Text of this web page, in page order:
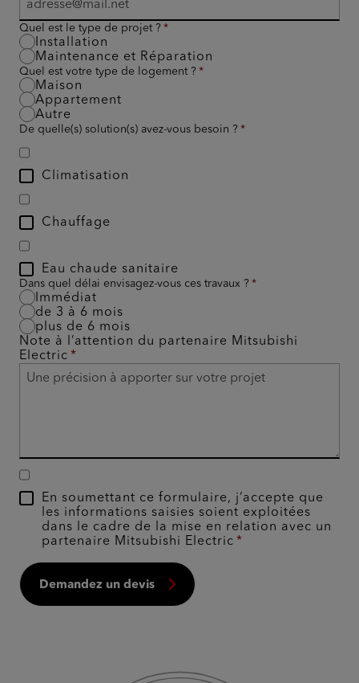
Quel est le type de projet ?
Installation
Maintenance et Réparation
Quel est votre type de logement ?
Maison
Appartement
Autre
De quelle(s) solution(s) avez-vous besoin ?
Climatisation
Chauffage
Eau chaude sanitaire
Dans quel délai envisagez-vous ces travaux ?
Immédiat
de 3 à 6 mois
plus de 6 mois
Note à l’attention du partenaire Mitsubishi
Electric
En soumettant ce formulaire, j’accepte que
les informations saisies soient exploitées
dans le cadre de la mise en relation avec un
partenaire Mitsubishi Electric
Demandez un devis